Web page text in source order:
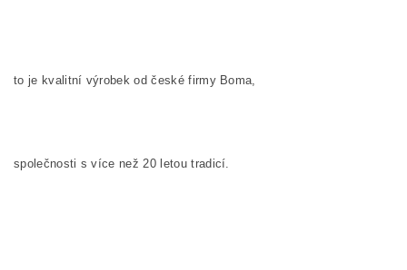
to je kvalitní výrobek od české firmy Boma,
společnosti s více než 20 letou tradicí.